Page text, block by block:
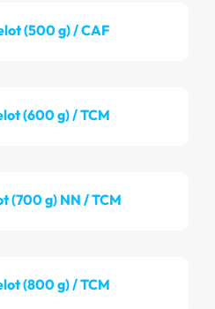
(500 g) / CAF
(600 g) / TCM
(700 g) NN / TCM
(800 g) / TCM